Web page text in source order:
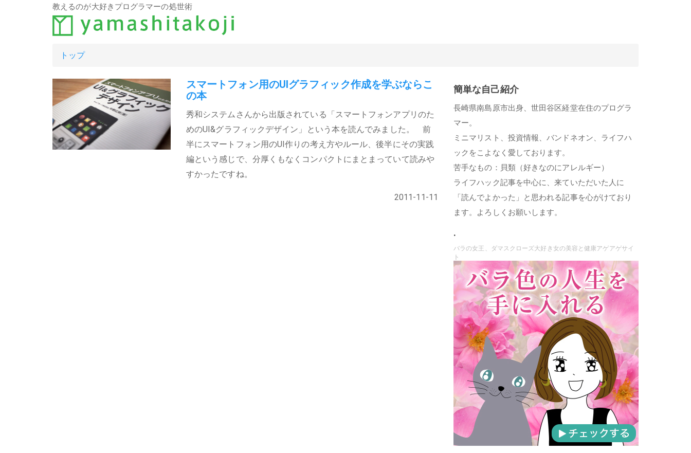
教えるのが大好きプログラマーの処世術
トップ
スマートフォン用のUIグラフィック作成を学ぶならこ
の本
秀和システムさんから出版されている「スマートフォンアプリのた
めのUI&グラフィックデザイン」という本を読んでみました。 前
半にスマートフォン用のUI作りの考え方やルール、後半にその実践
編という感じで、分厚くもなくコンパクトにまとまっていて読みや
すかったですね。
2011-11-11
簡単な自己紹介
長崎県南島原市出身、世田谷区経堂在住のプログラ
マー。
ミニマリスト、投資情報、バンドネオン、ライフハ
ックをこよなく愛しております。
苦手なもの：貝類（好きなのにアレルギー）
ライフハック記事を中心に、来ていただいた人に
「読んでよかった」と思われる記事を心がけており
ます。よろしくお願いします。
.
バラの女王、ダマスクローズ大好き女の美容と健康アゲアゲサイ
ト